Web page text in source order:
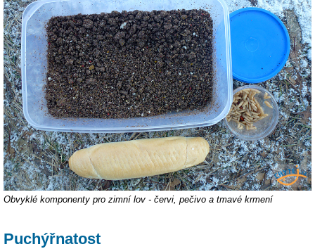
Obvyklé komponenty pro zimní lov - červi, pečivo a tmavé krmení
Puchýřnatost